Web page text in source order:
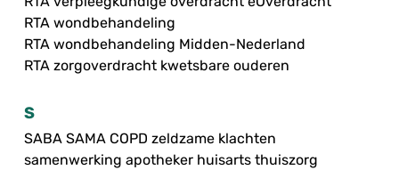
RTA wondbehandeling
RTA wondbehandeling Midden-Nederland
RTA zorgoverdracht kwetsbare ouderen
S
SABA SAMA COPD zeldzame klachten
samenwerking apotheker huisarts thuiszorg